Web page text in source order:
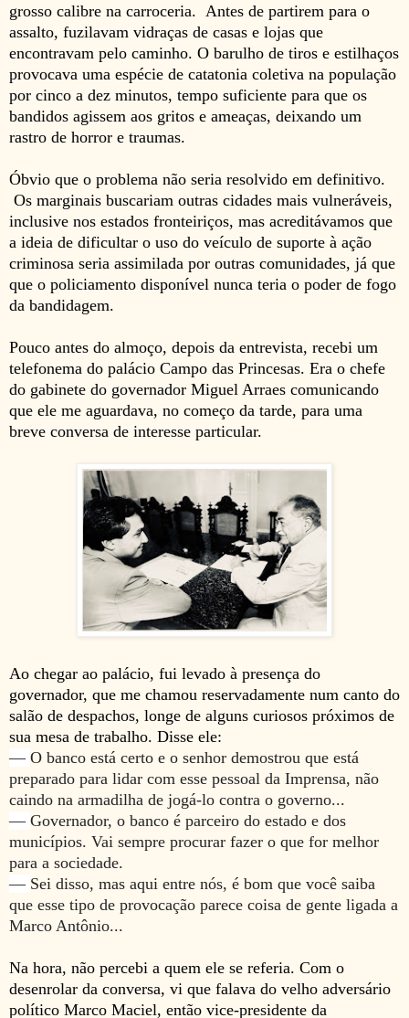
grosso calibre na carroceria. Antes de partirem para o
assalto, fuzilavam vidraças de casas e lojas que
encontravam pelo caminho. O barulho de tiros e estilhaços
provocava uma espécie de catatonia coletiva na população
por cinco a dez minutos, tempo suficiente para que os
bandidos agissem aos gritos e ameaças, deixando um
rastro de horror e traumas.
Óbvio que o problema não seria resolvido em definitivo.
Os marginais buscariam outras cidades mais vulneráveis,
inclusive nos estados fronteiriços, mas acreditávamos que
a ideia de dificultar o uso do veículo de suporte à ação
criminosa seria assimilada por outras comunidades, já que
que o policiamento disponível nunca teria o poder de fogo
da bandidagem.
Pouco antes do almoço, depois da entrevista, recebi um
telefonema do palácio Campo das Princesas. Era o chefe
do gabinete do governador Miguel Arraes comunicando
que ele me aguardava, no começo da tarde, para uma
breve conversa de interesse particular.
Ao chegar ao palácio, fui levado à presença do
governador, que me chamou reservadamente num canto do
salão de despachos, longe de alguns curiosos próximos de
sua mesa de trabalho. Disse ele:
— O banco está certo e o senhor demostrou que está
preparado para lidar com esse pessoal da Imprensa, não
caindo na armadilha de jogá-lo contra o governo...
— Governador, o banco é parceiro do estado e dos
municípios. Vai sempre procurar fazer o que for melhor
para a sociedade.
— Sei disso, mas aqui entre nós, é bom que você saiba
que esse tipo de provocação parece coisa de gente ligada a
Marco Antônio...
Na hora, não percebi a quem ele se referia. Com o
desenrolar da conversa, vi que falava do velho adversário
político Marco Maciel, então vice-presidente da